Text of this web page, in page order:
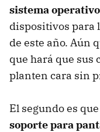
sistema operativo
dispositivos para
de este año. Aún
que hará que sus
planten cara sin
El segundo es que
soporte para